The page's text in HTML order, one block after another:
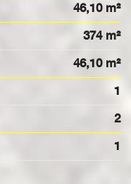
46,10 m²
374 m²
46,10 m²
1
2
1